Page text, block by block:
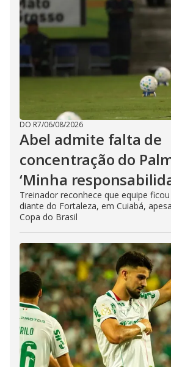
DO R7/06/08/2026
Abel admite falta de
concentração do
‘Minha
Treinador reconhece que equipe
diante do Fortaleza, em Cuiabá,
Copa do Brasil